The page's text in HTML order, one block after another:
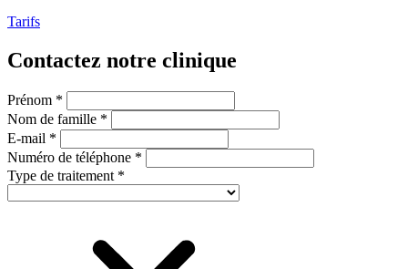
Tarifs
Contactez notre clinique
Prénom *
Nom de famille *
E-mail *
Numéro de téléphone *
Type de traitement *